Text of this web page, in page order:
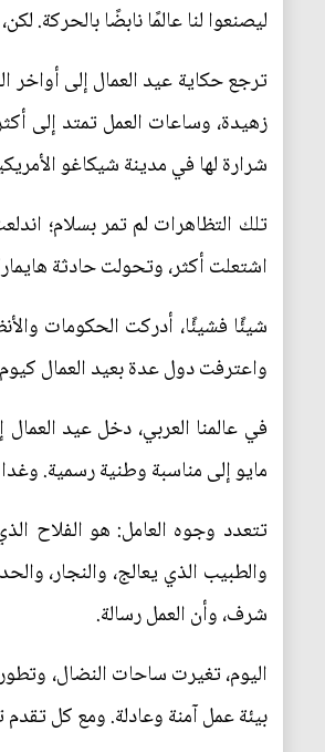
ليصنعوا لنا عالمًا نابضًا بالحركة.
ترجع حكاية عيد العمال إلى أواخر
شرارة لها في مدينة شيكاغو الأمريكية عام 1886، حين خرج آلاف العمال في مظاهرات حاشدة مطالبين بتحديد يوم
تلك التظاهرات لم تمر بسلام؛
اشتعلت أكثر، وتحولت حادثة
شيئًا فشيئًا، أدركت الحكومات
واعترفت دول عدة بعيد العمال
في عالمنا العربي، دخل عيد
مايو إلى مناسبة وطنية رسمية.
تتعدد وجوه العامل: هو الفلاح
والطبيب الذي يعالج، والنجار،
شرف، وأن العمل رسالة.
اليوم، تغيرت ساحات النضال،
بيئة عمل آمنة وعادلة. ومع كل